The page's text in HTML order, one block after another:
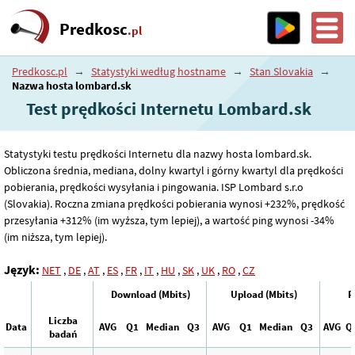
Predkosc.pl
Predkosc.pl → Statystyki według hostname → Stan Slovakia →
Nazwa hosta lombard.sk
Test prędkości Internetu Lombard.sk
Statystyki testu prędkości Internetu dla nazwy hosta lombard.sk.
Obliczona średnia, mediana, dolny kwartyl i górny kwartyl dla prędkości
pobierania, prędkości wysyłania i pingowania. ISP Lombard s.r.o
(Slovakia). Roczna zmiana prędkości pobierania wynosi +232%, prędkość
przesyłania +312% (im wyższa, tym lepiej), a wartość ping wynosi -34%
(im niższa, tym lepiej).
Język: NET , DE ,AT , ES , FR , IT , HU ,SK , UK , RO ,CZ
Download (Mbits) Upload (Mbits)
Data
Liczba
badań
AVG Q1 Median Q3 AVG Q1 Median Q3 AVG